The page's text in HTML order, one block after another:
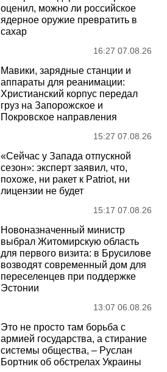
оценил, можно ли российское
ядерное оружие превратить в
сахар
16:27 07.08.26
Мавики, зарядные станции и
аппараты для реанимации:
Христианский корпус передал
груз на Запорожское и
Покровское направления
15:27 07.08.26
«Сейчас у Запада отпускной
сезон»: эксперт заявил, что,
похоже, ни ракет к Patriot, ни
лицензии не будет
15:17 07.08.26
Новоназначенный министр
выбрал Житомирскую область
для первого визита: в Брусилове
возводят современный дом для
переселенцев при поддержке
Эстонии
13:07 06.08.26
Это не просто там борьба с
армией государства, а стирание
системы общества, – Руслан
Бортник об обстрелах Украины